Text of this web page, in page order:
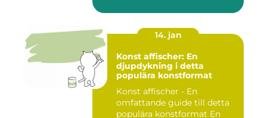
14. jan
Konst affischer: En
djupdykning i detta
populära konstformat
Konst affischer - En
omfattande guide till detta
populära konstformat En